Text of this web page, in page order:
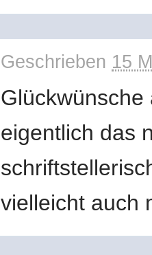
Geschrieben 15
eigentlich das
vielleicht auch